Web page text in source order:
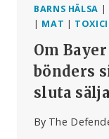
BARNS HÄLSA |
| MAT |
Om
bönders
sluta
By The